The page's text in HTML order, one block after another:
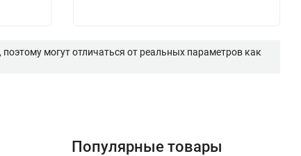
могут отличаться от реальных параметров как
Популярные товары